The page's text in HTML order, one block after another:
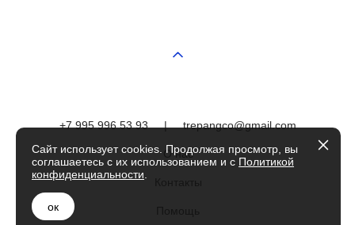
+7 995 996 53 93|trepangco@gmail.com
О нас
Сайт использует cookies. Продолжая просмотр, вы
соглашаетесь с их использованием и с Политикой
конфиденциальности
ок